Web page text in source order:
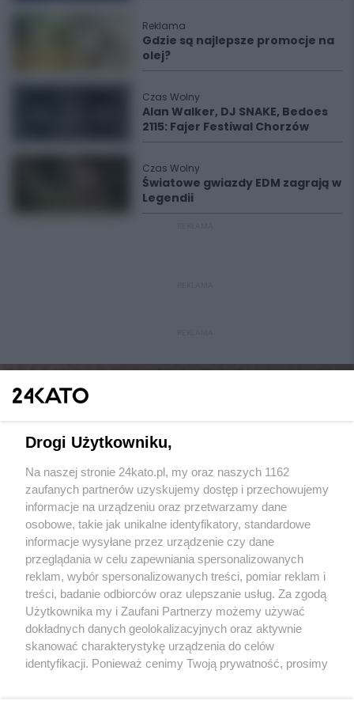
Reklama
Gdzie są najlepsze promocje na
olej?
Czas Wolny
Alan Walker, DJ SNAKE, Bedoes
2115: Fajer Festiwal Chorzów
Czas Wolny
Światowe gwiazdy EDM zagrają w
Legendii
Wydawca mediów lokalnych
Nie zapomnij
zapoznać się z:
polityką prywatności regulamin korzystania z portali
Twojemiasto
Piekary Śląskie
Chorzów
Tarnowskie Góry
Skontakuj sięz nami
Kontakt
Wydawca
Redakcja
Drogi Użytkowniku,
Na naszej stronie 24kato.pl, my oraz naszych 1162
zaufanych partnerów uzyskujemy dostęp i przechowujemy
informacje na urządzeniu oraz przetwarzamy dane
osobowe, takie jak unikalne identyfikatory, standardowe
informacje wysyłane przez urządzenie czy dane
przeglądania w celu zapewniania spersonalizowanych
reklam, wybór spersonalizowanych treści, pomiar reklam i
treści, badanie odbiorców oraz ulepszanie usług. Za zgodą
Użytkownika my i Zaufani Partnerzy możemy używać
dokładnych danych geolokalizacyjnych oraz aktywnie
skanować charakterystykę urządzenia do celów
identyfikacji. Ponieważ cenimy Twoją prywatność, prosimy